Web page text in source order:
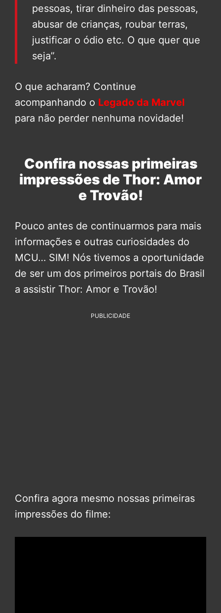
pessoas, tirar dinheiro das pessoas,
abusar de crianças, roubar terras,
justificar o ódio etc. O que quer que
seja”.
O que acharam? Continue
acompanhando o Legado da Marvel
para não perder nenhuma novidade!
Confira nossas primeiras
impressões de Thor: Amor
e Trovão!
Pouco antes de continuarmos para mais
informações e outras curiosidades do
MCU… SIM! Nós tivemos a oportunidade
de ser um dos primeiros portais do Brasil
a assistir Thor: Amor e Trovão!
PUBLICIDADE
Confira agora mesmo nossas primeiras
impressões do filme: